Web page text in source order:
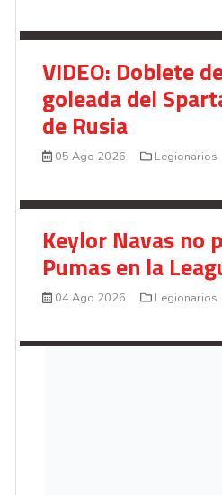
VIDEO: Doblete
goleada del
de Rusia
05 Ago 2026 Legionarios
Keylor Navas no
Pumas en la
04 Ago 2026 Legionarios